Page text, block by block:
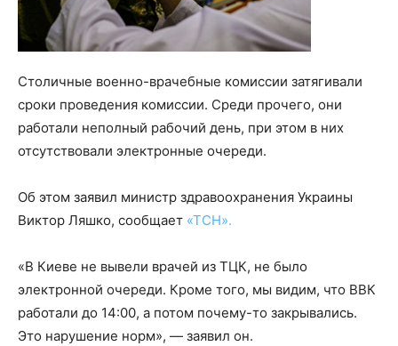
Столичные военно-врачебные комиссии затягивали
сроки проведения комиссии. Среди прочего, они
работали неполный рабочий день, при этом в них
отсутствовали электронные очереди.
Об этом заявил министр здравоохранения Украины
Виктор Ляшко, сообщает «ТСН».
«В Киеве не вывели врачей из ТЦК, не было
электронной очереди. Кроме того, мы видим, что ВВК
работали до 14:00, а потом почему-то закрывались.
Это нарушение норм», — заявил он.